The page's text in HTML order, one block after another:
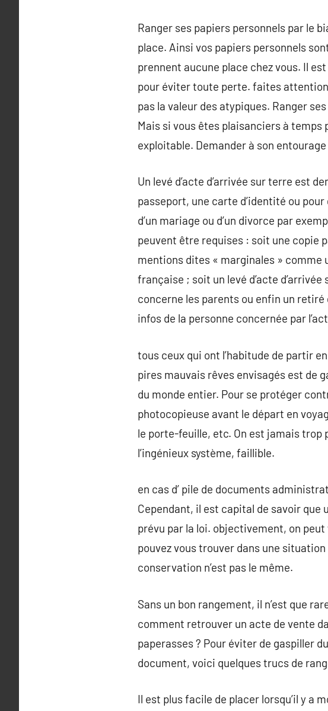
Ranger ses papiers personnels par le
place. Ainsi vos papiers personnels
prennent aucune place chez vous. Il
pour éviter toute perte. faites
pas la valeur des atypiques. Ranger
Mais si vous êtes plaisanciers à
exploitable. Demander à son
Un levé d’acte d’arrivée sur terre est
passeport, une carte d’identité ou
d’un mariage ou d’un divorce par
peuvent être requises : soit une copie
mentions dites « marginales » comme
française ; soit un levé d’acte
concerne les parents ou enfin un
infos de la personne concernée par
tous ceux qui ont l’habitude de partir
pires mauvais rêves envisagés est de
du monde entier. Pour se protéger
photocopieuse avant le départ en
le porte-feuille, etc. On est jamais
l’ingénieux système, faillible.
en cas d’ pile de documents
Cependant, il est capital de savoir que
prévu par la loi. objectivement, on
pouvez vous trouver dans une
conservation n’est pas le même.
Sans un bon rangement, il n’est que
comment retrouver un acte de vente
paperasses ? Pour éviter de gaspiller
document, voici quelques trucs de
Il est plus facile de placer lorsqu’il y a